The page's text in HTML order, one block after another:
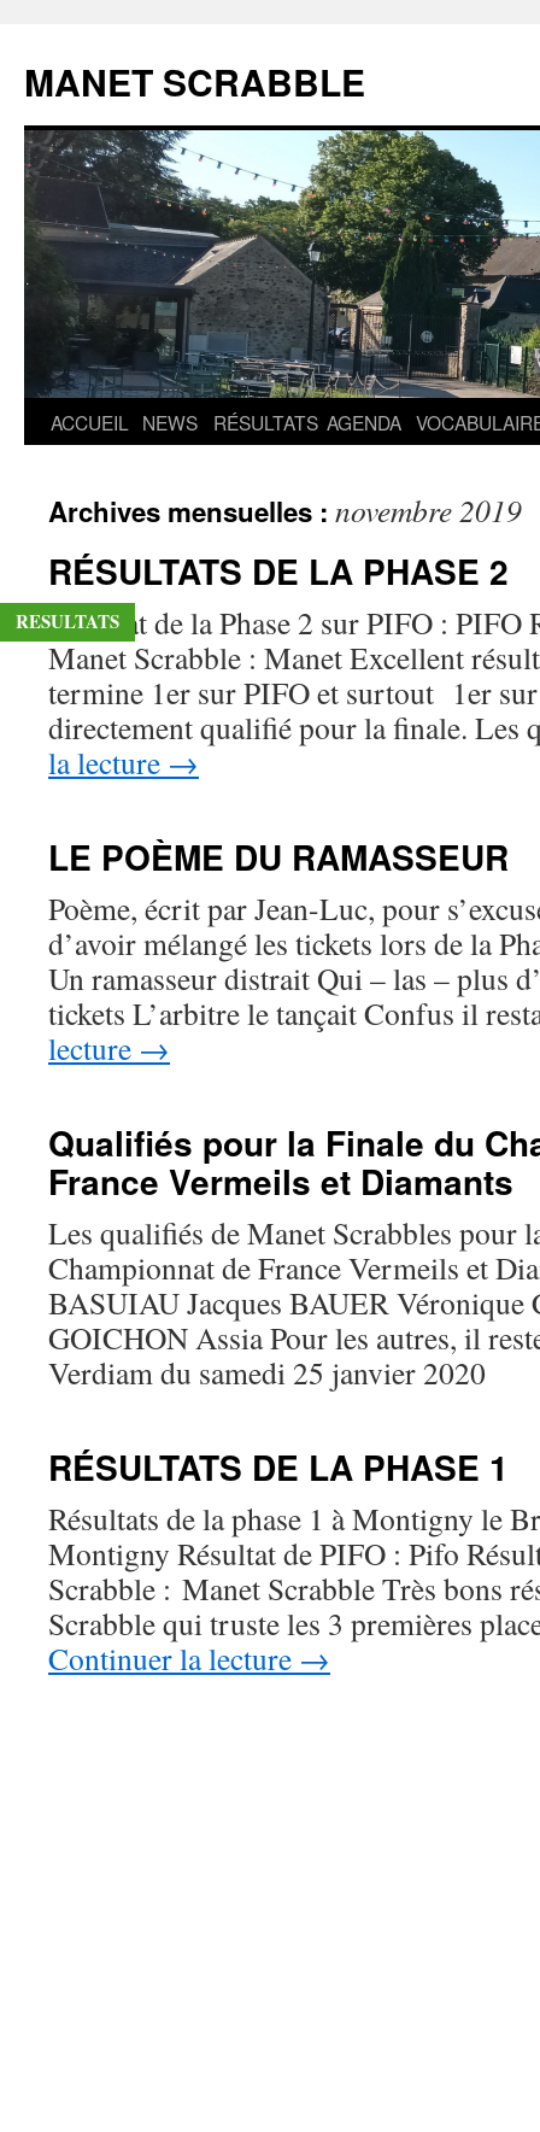
MANET SCRABBLE
Aller
contenu
ACCUEIL NEWS RÉSULTATS AGENDA
Archives mensuelles : novembre 2019
RÉSULTATS DE LA PHASE 2
Résultat de la Phase 2 sur PIFO : PIFO
Manet Scrabble : Manet Excellent
termine 1er sur PIFO et surtout 1er
directement qualifié pour la finale.
la lecture →
LE POÈME DU RAMASSEUR
Poème, écrit par Jean-Luc, pour
d’avoir mélangé les tickets lors de la
Un ramasseur distrait Qui – las – plus
tickets L’arbitre le tançait Confus il
lecture →
Qualifiés pour la Finale du
France Vermeils et Diamants
Les qualifiés de Manet Scrabbles pour
Championnat de France Vermeils et
BASUIAU Jacques BAUER Véronique
GOICHON Assia Pour les autres, il
Verdiam du samedi 25 janvier 2020
RÉSULTATS DE LA PHASE 1
Résultats de la phase 1 à Montigny le
Montigny Résultat de PIFO : Pifo
Scrabble : Manet Scrabble Très bons
Scrabble qui truste les 3 premières
Continuer la lecture →
RESULTATS